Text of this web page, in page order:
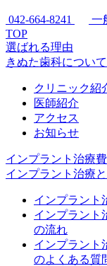
042-664-8241 一
TOP
選ばれる理由
きぬた歯科について
クリニック紹
医師紹介
アクセス
お知らせ
インプラント治療
インプラント治療
インプラント
インプラント
の流れ
インプラント
のよくある質